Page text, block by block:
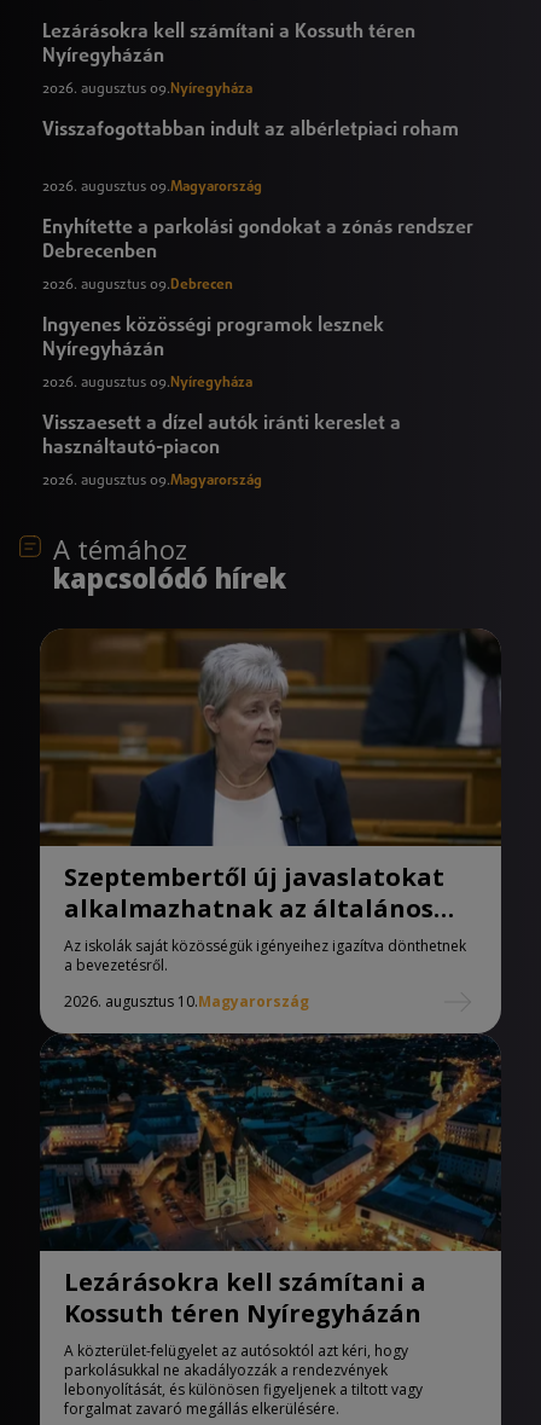
Lezárásokra kell számítani a Kossuth téren
Nyíregyházán
2026. augusztus 09. Nyíregyháza
Visszafogottabban indult az albérletpiaci roham
2026. augusztus 09.Magyarország
Enyhítette a parkolási gondokat a zónás rendszer
Debrecenben
2026. augusztus 09.Debrecen
Ingyenes közösségi programok lesznek
Nyíregyházán
2026. augusztus 09. Nyíregyháza
Visszaesett a dízel autók iránti kereslet a
használtautó-piacon
2026. augusztus 09.Magyarország
A témához
kapcsolódó hírek
Szeptembertől új javaslatokat
alkalmazhatnak az általános
iskolák
Az iskolák saját közösségük igényeihez igazítva dönthetnek
a bevezetésről.
2026. augusztus 10.Magyarország
Lezárásokra kell számítani a
Kossuth téren Nyíregyházán
A közterület-felügyelet az autósoktól azt kéri, hogy
parkolásukkal ne akadályozzák a rendezvények
lebonyolítását, és különösen figyeljenek a tiltott vagy
forgalmat zavaró megállás elkerülésére.